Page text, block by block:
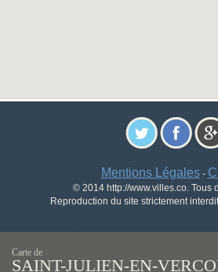
Mentions Légales-
© 2014 http://www.villes.co. Tous
Reproduction du site strictement
Carte de
SAINT-JULIEN-EN-